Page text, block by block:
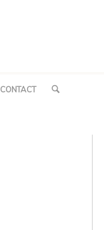
CONTACT